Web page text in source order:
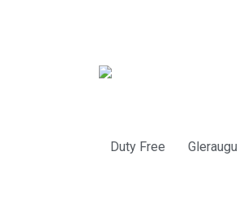
Duty Free Gleraugu